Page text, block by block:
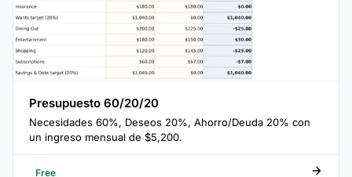
Presupuesto 60/20/20
Necesidades 60%, Deseos 20%, Ahorro/Deuda 20% con
un ingreso mensual de $5,200.
Free